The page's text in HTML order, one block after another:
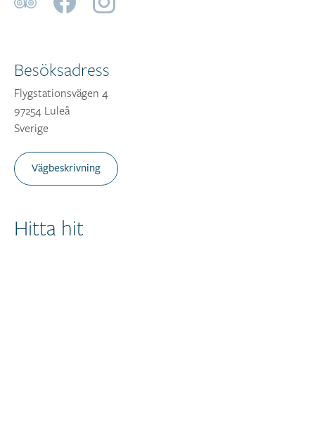
Besöksadress
Flygstationsvägen 4
97254 Luleå
Sverige
Vägbeskrivning
Hitta hit